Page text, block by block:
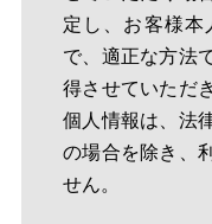
定し、お客様本
で、適正な方法
得させていただ
個人情報は、法
の場合を除き、
せん。